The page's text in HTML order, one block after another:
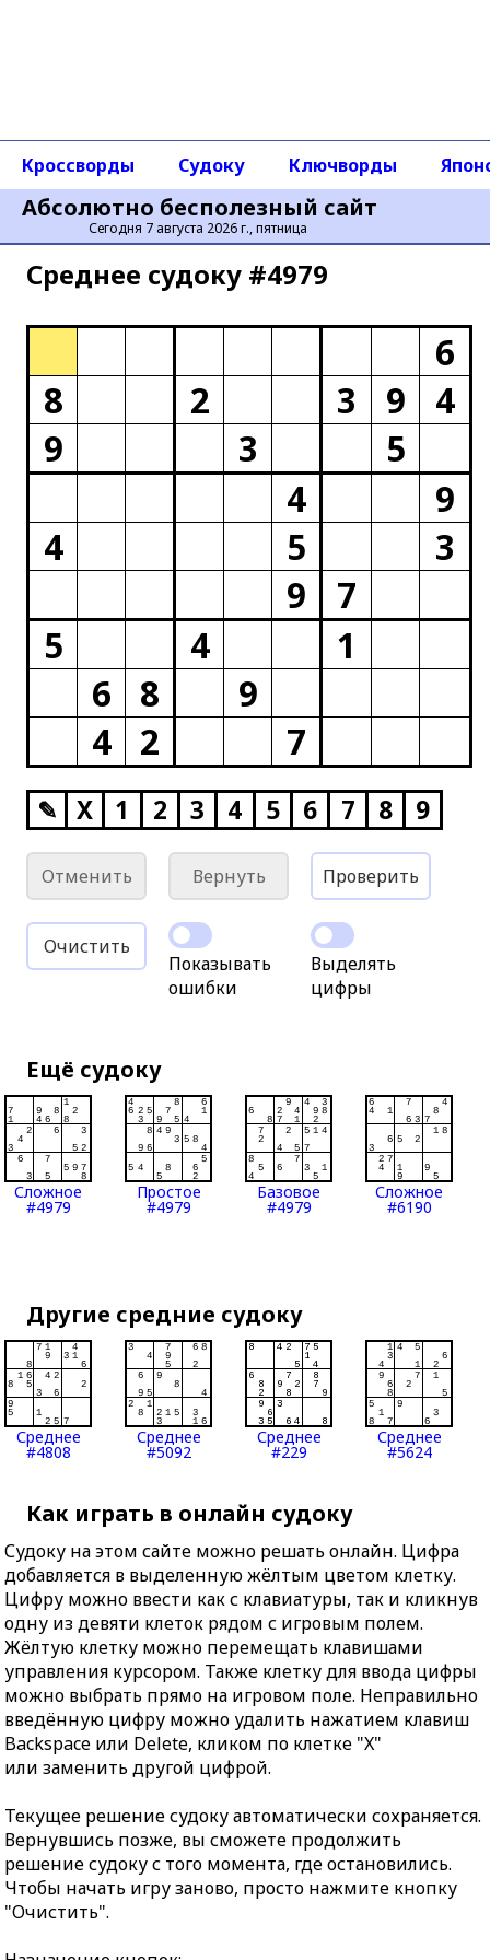
Абсолютно бесполезный сайт
Сегодня 7 августа 2026 г., пятница
Кроссворды Судоку Ключворды
Среднее cудоку #4979
6
8
2 3 9
4
9
3
5
4
9
4
5
3
9
7
5
4
1
6
8
9
4
2 7
✎ X 1 2 3 4 5 6 7 8 9
Отменить Вернуть Проверить
Очистить
Показывать
ошибки
Выделять
цифры
Ещё судоку
Сложное
#4979
Простое
#4979
Базовое
#4979
Сложное
#6190
Другие средние судоку
Среднее
#4808
Среднее
#5092
Среднее
#229
Среднее
#5624
Как играть в онлайн судоку
Судоку на этом сайте можно решать онлайн. Цифра
добавляется в выделенную жёлтым цветом клетку.
Цифру можно ввести как с клавиатуры, так и кликнув
одну из девяти клеток рядом с игровым полем.
Жёлтую клетку можно перемещать клавишами
управления курсором. Также клетку для ввода цифры
можно выбрать прямо на игровом поле. Неправильно
введённую цифру можно удалить нажатием клавиш
Backspace или Delete, кликом по клетке "X"
или заменить другой цифрой.
Текущее решение судоку автоматически сохраняется.
Вернувшись позже, вы сможете продолжить
решение судоку с того момента, где остановились.
Чтобы начать игру заново, просто нажмите кнопку
"Очистить".